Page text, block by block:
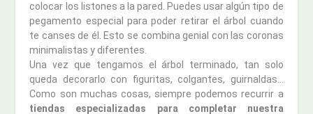
colocar los listones a la pared. Puedes usar algún tipo de
pegamento especial para poder retirar el árbol cuando
te canses de él. Esto se combina genial con las coronas
minimalistas y diferentes.
Una vez que tengamos el árbol terminado, tan solo
queda decorarlo con figuritas, colgantes, guirnaldas…
Como son muchas cosas, siempre podemos recurrir a
tiendas especializadas para completar nuestra